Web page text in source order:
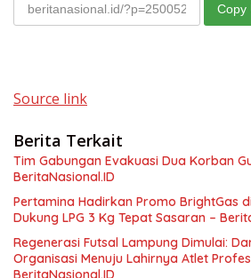
Copy
Source link
Berita Terkait
Tim Gabungan Evakuasi Dua Korban
BeritaNasional.ID
Pertamina Hadirkan Promo BrightGas
Dukung LPG 3 Kg Tepat Sasaran –
Regenerasi Futsal Lampung Dimulai:
Organisasi Menuju Lahirnya Atlet
BeritaNasional.ID